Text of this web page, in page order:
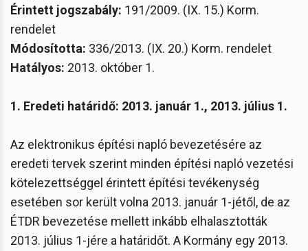
Érintett jogszabály: 191/2009. (IX. 15.) Korm.
rendelet
Módosította: 336/2013. (IX. 20.) Korm. rendelet
Hatályos: 2013. október 1.
1. Eredeti határidő: 2013. január 1., 2013. július 1.
Az elektronikus építési napló bevezetésére az
eredeti tervek szerint minden építési napló vezetési
kötelezettséggel érintett építési tevékenység
esetében sor került volna 2013. január 1-jétől, de az
ÉTDR bevezetése mellett inkább elhalasztották
2013. július 1-jére a határidőt. A Kormány egy 2013.